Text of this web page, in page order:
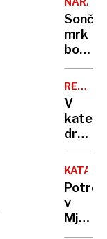
nas
bo
lovil
mrk
bodo
ovirali
oblaki
PET
V
živijo
ljudje
z
IQ in
kje
Potres
v